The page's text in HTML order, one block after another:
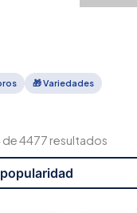
🎁 Variedades
de 4477 resultados